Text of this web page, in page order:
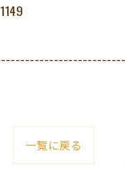
一覧に戻る